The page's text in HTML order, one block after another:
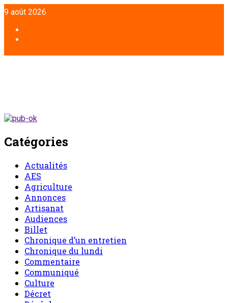
Aller
au
contenu
9 août 2026
Catégories
Actualités
AES
Agriculture
Annonces
Artisanat
Audiences
Billet
Chronique d’un entretien
Chronique du lundi
Commentaire
Communiqué
Culture
Décret